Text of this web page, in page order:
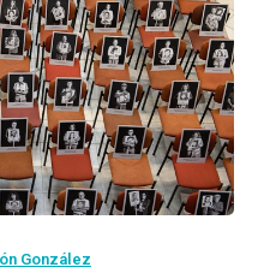
González